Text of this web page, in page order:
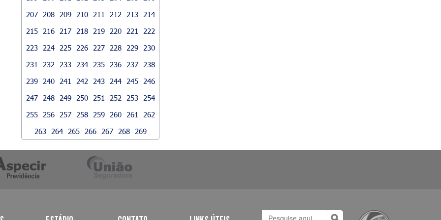
207
208 209 210 211 212 213
214
215
216 217 218 219 220 221
222
223
224 225 226 227 228 229
230
231
232 233 234 235 236 237
238
239
240 241 242 243 244 245
246
247
248 249 250 251 252 253
254
255
256 257 258 259 260 261
262
263
264 265 266 267 268 269